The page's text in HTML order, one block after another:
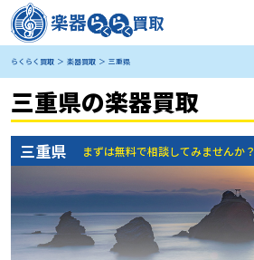
らくらく買取 楽器買取 三重県
三重県の楽器買取
三重県 まずは無料で相談してみませんか？